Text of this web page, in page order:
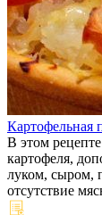
Картофельная
В этом
картофеля,
луком, сыром,
отсутствие